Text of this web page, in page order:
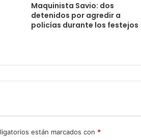
Maquinista Savio: dos
detenidos por agredir a
policías durante los festejos
están marcados con *